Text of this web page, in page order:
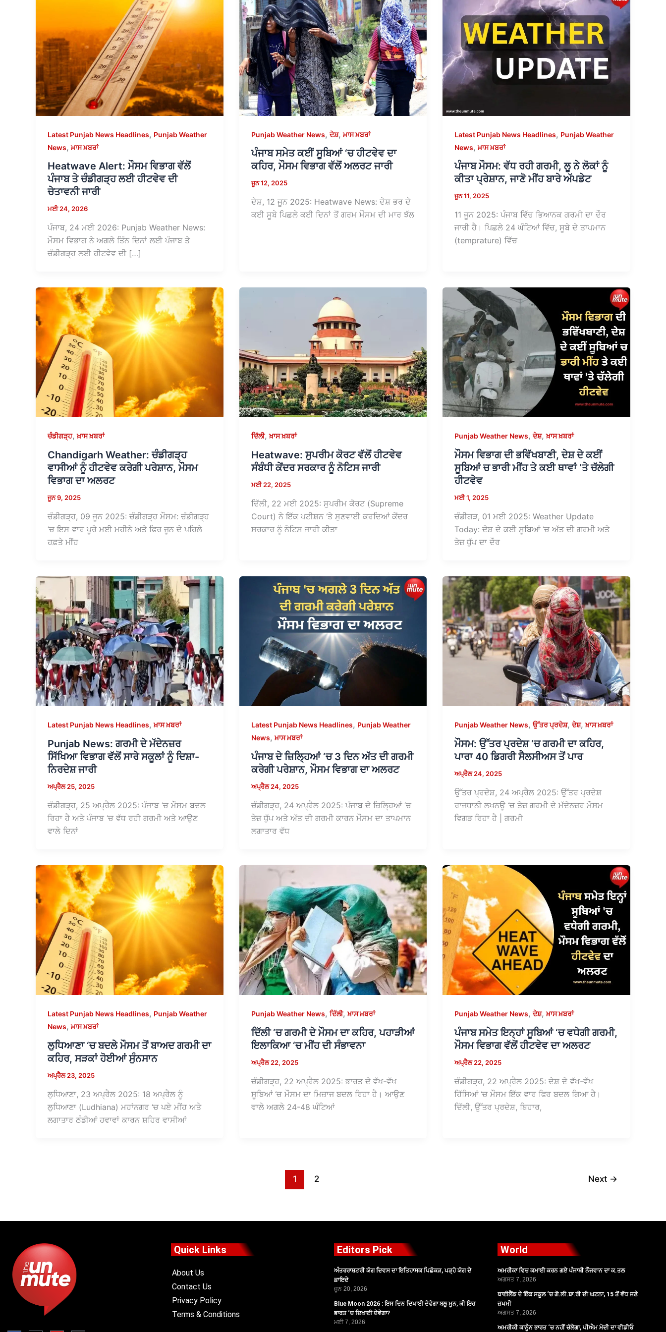
Latest Punjab News Headlines, Punjab Weather
News,ਖ਼ਾਸ ਖ਼ਬਰਾਂ
Heatwave Alert: ਮੌਸਮ ਵਿਭਾਗ ਵੱਲੋਂ
ਪੰਜਾਬ ਤੇ ਚੰਡੀਗੜ੍ਹ ਲਈ ਹੀਟਵੇਵ ਦੀ
ਚੇਤਾਵਨੀ ਜਾਰੀ
ਮਈ 24, 2026
ਪੰਜਾਬ, 24 ਮਈ 2026: Punjab Weather News:
ਮੌਸਮ ਵਿਭਾਗ ਨੇ ਅਗਲੇ ਤਿੰਨ ਦਿਨਾਂ ਲਈ ਪੰਜਾਬ ਤੇ
ਚੰਡੀਗੜ੍ਹ ਲਈ ਹੀਟਵੇਵ ਦੀ […]
Punjab Weather News,ਦੇਸ਼,ਖ਼ਾਸ ਖ਼ਬਰਾਂ
ਪੰਜਾਬ ਸਮੇਤ ਕਈਂ ਸੂਬਿਆਂ ‘ਚ ਹੀਟਵੇਵ ਦਾ
ਕਹਿਰ, ਮੌਸਮ ਵਿਭਾਗ ਵੱਲੋਂ ਅਲਰਟ ਜਾਰੀ
ਜੂਨ 12, 2025
ਦੇਸ਼, 12 ਜੂਨ 2025: Heatwave News: ਦੇਸ਼ ਭਰ ਦੇ
ਕਈ ਸੂਬੇ ਪਿਛਲੇ ਕਈ ਦਿਨਾਂ ਤੋਂ ਗਰਮ ਮੌਸਮ ਦੀ ਮਾਰ ਝੱਲ
Latest Punjab News Headlines, Punjab Weather
News,ਖ਼ਾਸ ਖ਼ਬਰਾਂ
ਪੰਜਾਬ ਮੌਸਮ: ਵੱਧ ਰਹੀ ਗਰਮੀ, ਲੂ ਨੇ ਲੋਕਾਂ ਨੂੰ
ਕੀਤਾ ਪ੍ਰੇਸ਼ਾਨ, ਜਾਣੋ ਮੀਂਹ ਬਾਰੇ ਅੱਪਡੇਟ
ਜੂਨ 11, 2025
11 ਜੂਨ 2025: ਪੰਜਾਬ ਵਿੱਚ ਭਿਆਨਕ ਗਰਮੀ ਦਾ ਦੌਰ
ਜਾਰੀ ਹੈ। ਪਿਛਲੇ 24 ਘੰਟਿਆਂ ਵਿੱਚ, ਸੂਬੇ ਦੇ ਤਾਪਮਾਨ
(temprature) ਵਿੱਚ
ਚੰਡੀਗੜ੍ਹ,ਖ਼ਾਸ ਖ਼ਬਰਾਂ
Chandigarh Weather: ਚੰਡੀਗੜ੍ਹ
ਵਾਸੀਆਂ ਨੂੰ ਹੀਟਵੇਵ ਕਰੇਗੀ ਪਰੇਸ਼ਾਨ, ਮੌਸਮ
ਵਿਭਾਗ ਦਾ ਅਲਰਟ
ਜੂਨ 9, 2025
ਚੰਡੀਗੜ੍ਹ, 09 ਜੂਨ 2025: ਚੰਡੀਗੜ੍ਹ ਮੌਸਮ: ਚੰਡੀਗੜ੍ਹ
‘ਚ ਇਸ ਵਾਰ ਪੂਰੇ ਮਈ ਮਹੀਨੇ ਅਤੇ ਫਿਰ ਜੂਨ ਦੇ ਪਹਿਲੇ
ਹਫ਼ਤੇ ਮੀਂਹ
ਦਿੱਲੀ,ਖ਼ਾਸ ਖ਼ਬਰਾਂ
Heatwave: ਸੁਪਰੀਮ ਕੋਰਟ ਵੱਲੋਂ ਹੀਟਵੇਵ
ਸੰਬੰਧੀ ਕੇਂਦਰ ਸਰਕਾਰ ਨੂੰ ਨੋਟਿਸ ਜਾਰੀ
ਮਈ 22, 2025
ਦਿੱਲੀ, 22 ਮਈ 2025: ਸੁਪਰੀਮ ਕੋਰਟ (Supreme
Court) ਨੇ ਇੱਕ ਪਟੀਸ਼ਨ ‘ਤੇ ਸੁਣਵਾਈ ਕਰਦਿਆਂ ਕੇਂਦਰ
ਸਰਕਾਰ ਨੂੰ ਨੋਟਿਸ ਜਾਰੀ ਕੀਤਾ
Punjab Weather News,ਦੇਸ਼,ਖ਼ਾਸ ਖ਼ਬਰਾਂ
ਮੌਸਮ ਵਿਭਾਗ ਦੀ ਭਵਿੱਖਬਾਣੀ, ਦੇਸ਼ ਦੇ ਕਈਂ
ਸੂਬਿਆਂ ਚ ਭਾਰੀ ਮੀਂਹ ਤੇ ਕਈ ਥਾਵਾਂ ‘ਤੇ ਚੱਲੇਗੀ
ਹੀਟਵੇਵ
ਮਈ 1, 2025
ਚੰਡੀਗੜ, 01 ਮਈ 2025: Weather Update
Today: ਦੇਸ਼ ਦੇ ਕਈ ਸੂਬਿਆਂ ‘ਚ ਅੱਤ ਦੀ ਗਰਮੀ ਅਤੇ
ਤੇਜ਼ ਧੁੱਪ ਦਾ ਦੌਰ
Latest Punjab News Headlines,ਖ਼ਾਸ ਖ਼ਬਰਾਂ
Punjab News: ਗਰਮੀ ਦੇ ਮੱਦੇਨਜ਼ਰ
ਸਿੱਖਿਆ ਵਿਭਾਗ ਵੱਲੋਂ ਸਾਰੇ ਸਕੂਲਾਂ ਨੂੰ ਦਿਸ਼ਾ-
ਨਿਰਦੇਸ਼ ਜਾਰੀ
ਅਪ੍ਰੈਲ 25, 2025
ਚੰਡੀਗੜ੍ਹ, 25 ਅਪ੍ਰੈਲ 2025: ਪੰਜਾਬ ‘ਚ ਮੌਸਮ ਬਦਲ
ਰਿਹਾ ਹੈ ਅਤੇ ਪੰਜਾਬ ‘ਚ ਵੱਧ ਰਹੀ ਗਰਮੀ ਅਤੇ ਆਉਣ
ਵਾਲੇ ਦਿਨਾਂ
Latest Punjab News Headlines, Punjab Weather
News,ਖ਼ਾਸ ਖ਼ਬਰਾਂ
ਪੰਜਾਬ ਦੇ ਜ਼ਿਲ੍ਹਿਆਂ ‘ਚ 3 ਦਿਨ ਅੱਤ ਦੀ ਗਰਮੀ
ਕਰੇਗੀ ਪਰੇਸ਼ਾਨ, ਮੌਸਮ ਵਿਭਾਗ ਦਾ ਅਲਰਟ
ਅਪ੍ਰੈਲ 24, 2025
ਚੰਡੀਗੜ੍ਹ, 24 ਅਪ੍ਰੈਲ 2025: ਪੰਜਾਬ ਦੇ ਜ਼ਿਲ੍ਹਿਆਂ ‘ਚ
ਤੇਜ਼ ਧੁੱਪ ਅਤੇ ਅੱਤ ਦੀ ਗਰਮੀ ਕਾਰਨ ਮੌਸਮ ਦਾ ਤਾਪਮਾਨ
ਲਗਾਤਾਰ ਵੱਧ
Punjab Weather News,ਉੱਤਰ ਪ੍ਰਦੇਸ਼,ਦੇਸ਼,ਖ਼ਾਸ ਖ਼ਬਰਾਂ
ਮੌਸਮ: ਉੱਤਰ ਪ੍ਰਦੇਸ਼ ‘ਚ ਗਰਮੀ ਦਾ ਕਹਿਰ,
ਪਾਰਾ 40 ਡਿਗਰੀ ਸੈਲਸੀਅਸ ਤੋਂ ਪਾਰ
ਅਪ੍ਰੈਲ 24, 2025
ਉੱਤਰ ਪ੍ਰਦੇਸ਼, 24 ਅਪ੍ਰੈਲ 2025: ਉੱਤਰ ਪ੍ਰਦੇਸ਼
ਰਾਜਧਾਨੀ ਲਖਨਊ ‘ਚ ਤੇਜ਼ ਗਰਮੀ ਦੇ ਮੱਦੇਨਜ਼ਰ ਮੌਸਮ
ਵਿਗੜ ਰਿਹਾ ਹੈ | ਗਰਮੀ
Latest Punjab News Headlines, Punjab Weather
News,ਖ਼ਾਸ ਖ਼ਬਰਾਂ
ਲੁਧਿਆਣਾ ‘ਚ ਬਦਲੇ ਮੌਸਮ ਤੋਂ ਬਾਅਦ ਗਰਮੀ ਦਾ
ਕਹਿਰ, ਸੜਕਾਂ ਹੋਈਆਂ ਸੁੰਨਸਾਨ
ਅਪ੍ਰੈਲ 23, 2025
ਲੁਧਿਆਣਾ, 23 ਅਪ੍ਰੈਲ 2025: 18 ਅਪ੍ਰੈਲ ਨੂੰ
ਲੁਧਿਆਣਾ (Ludhiana) ਮਹਾਂਨਗਰ ‘ਚ ਪਏ ਮੀਂਹ ਅਤੇ
ਲਗਾਤਾਰ ਠੰਡੀਆਂ ਹਵਾਵਾਂ ਕਾਰਨ ਸ਼ਹਿਰ ਵਾਸੀਆਂ
Punjab Weather News, ਦਿੱਲੀ,ਖ਼ਾਸ ਖ਼ਬਰਾਂ
ਦਿੱਲੀ ‘ਚ ਗਰਮੀ ਦੇ ਮੌਸਮ ਦਾ ਕਹਿਰ, ਪਹਾੜੀਆਂ
ਇਲਾਕਿਆ ‘ਚ ਮੀਂਹ ਦੀ ਸੰਭਾਵਨਾ
ਅਪ੍ਰੈਲ 22, 2025
ਚੰਡੀਗੜ੍ਹ, 22 ਅਪ੍ਰੈਲ 2025: ਭਾਰਤ ਦੇ ਵੱਖ-ਵੱਖ
ਸੂਬਿਆਂ ‘ਚ ਮੌਸਮ ਦਾ ਮਿਜ਼ਾਜ ਬਦਲ ਰਿਹਾ ਹੈ। ਆਉਣ
ਵਾਲੇ ਅਗਲੇ 24-48 ਘੰਟਿਆਂ
Punjab Weather News,ਦੇਸ਼,ਖ਼ਾਸ ਖ਼ਬਰਾਂ
ਪੰਜਾਬ ਸਮੇਤ ਇਨ੍ਹਾਂ ਸੂਬਿਆਂ ‘ਚ ਵਧੇਗੀ ਗਰਮੀ,
ਮੌਸਮ ਵਿਭਾਗ ਵੱਲੋਂ ਹੀਟਵੇਵ ਦਾ ਅਲਰਟ
ਅਪ੍ਰੈਲ 22, 2025
ਚੰਡੀਗੜ੍ਹ, 22 ਅਪ੍ਰੈਲ 2025: ਦੇਸ਼ ਦੇ ਵੱਖ-ਵੱਖ
ਹਿੱਸਿਆਂ ‘ਚ ਮੌਸਮ ਇੱਕ ਵਾਰ ਫਿਰ ਬਦਲ ਗਿਆ ਹੈ।
ਦਿੱਲੀ, ਉੱਤਰ ਪ੍ਰਦੇਸ਼, ਬਿਹਾਰ,
1 2 Next →
Quick Links
About Us
Contact Us
Privacy Policy
Terms & Conditions
Editors Pick
ਅੰਤਰਰਾਸ਼ਟਰੀ ਯੋਗ ਦਿਵਸ ਦਾ ਇਤਿਹਾਸਕ ਪਿਛੋਕੜ, ਪੜ੍ਹੋ ਯੋਗ ਦੇ
ਫ਼ਾਇਦੇ
ਜੂਨ 20, 2026
Blue Moon 2026 : ਇਸ ਦਿਨ ਦਿਖਾਈ ਦੇਵੇਗਾ ਬਲੂ ਮੂਨ, ਕੀ ਇਹ
ਭਾਰਤ ‘ਚ ਦਿਖਾਈ ਦੇਵੇਗਾ?
ਮਈ 7, 2026
World
ਅਮਰੀਕਾ ਵਿਚ ਕਮਾਈ ਕਰਨ ਗਏ ਪੰਜਾਬੀ ਨੌਜਵਾਨ ਦਾ ਕ.ਤਲ
ਅਗਸਤ 7, 2026
ਥਾਈਲੈਂਡ ਦੇ ਇੱਕ ਸਕੂਲ ‘ਚ ਗੋ.ਲੀ.ਬਾ.ਰੀ ਦੀ ਘਟਨਾ, 15 ਤੋਂ ਵੱਧ ਜਣੇ
ਜ਼ਖਮੀ
ਅਗਸਤ 7, 2026
ਅਮਰੀਕੀ ਕਾਨੂੰਨ ਭਾਰਤ ‘ਚ ਨਹੀਂ ਚੱਲੇਗਾ, ਪੀਐਮ ਮੋਦੀ ਦਾ ਵੀਡੀਓ